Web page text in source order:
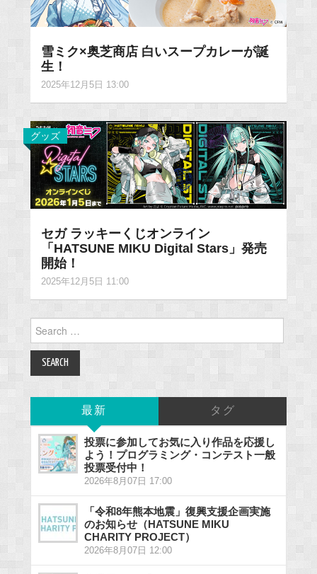
雪ミク×奥芝商店 白いスープカレーが誕
生！
2025年12月5日 13:00
グッズ
セガ ラッキーくじオンライン
「HATSUNE MIKU Digital Stars」発売
開始！
2025年12月5日 11:00
Search
for:
最新 タグ
投票に参加してお気に入り作品を応援し
よう！プログラミング・コンテスト一般
投票受付中！
2026年8月07日 17:00
「令和8年熊本地震」復興支援企画実施
のお知らせ（HATSUNE MIKU
CHARITY PROJECT）
2026年8月07日 12:00